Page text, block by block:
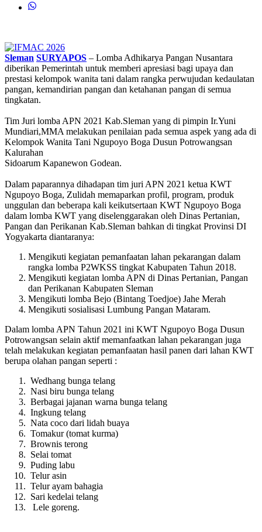
Sleman SURYAPOS – Lomba Adhikarya Pangan Nusantara
diberikan Pemerintah untuk memberi apresiasi bagi upaya dan
prestasi kelompok wanita tani dalam rangka perwujudan kedaulatan
pangan, kemandirian pangan dan ketahanan pangan di semua
tingkatan.
Tim Juri lomba APN 2021 Kab.Sleman yang di pimpin Ir.Yuni
Mundiari,MMA melakukan penilaian pada semua aspek yang ada di
Kelompok Wanita Tani Ngupoyo Boga Dusun Potrowangsan
Kalurahan
Sidoarum Kapanewon Godean.
Dalam paparannya dihadapan tim juri APN 2021 ketua KWT
Ngupoyo Boga, Zulidah memaparkan profil, program, produk
unggulan dan beberapa kali keikutsertaan KWT Ngupoyo Boga
dalam lomba KWT yang diselenggarakan oleh Dinas Pertanian,
Pangan dan Perikanan Kab.Sleman bahkan di tingkat Provinsi DI
Yogyakarta diantaranya:
Mengikuti kegiatan pemanfaatan lahan pekarangan dalam
rangka lomba P2WKSS tingkat Kabupaten Tahun 2018.
Mengikuti kegiatan lomba APN di Dinas Pertanian, Pangan
dan Perikanan Kabupaten Sleman
Mengikuti lomba Bejo (Bintang Toedjoe) Jahe Merah
Mengikuti sosialisasi Lumbung Pangan Mataram.
Dalam lomba APN Tahun 2021 ini KWT Ngupoyo Boga Dusun
Potrowangsan selain aktif memanfaatkan lahan pekarangan juga
telah melakukan kegiatan pemanfaatan hasil panen dari lahan KWT
berupa olahan pangan seperti :
Wedhang bunga telang
Nasi biru bunga telang
Berbagai jajanan warna bunga telang
Ingkung telang
Nata coco dari lidah buaya
Tomakur (tomat kurma)
Brownis terong
Selai tomat
Puding labu
Telur asin
Telur ayam bahagia
Sari kedelai telang
Lele goreng.